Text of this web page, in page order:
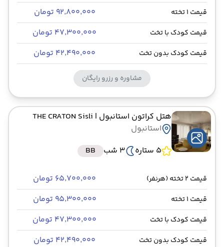
قیمت 1 تخته ۹۲٬۸۰۰٬۰۰۰ تومان
قیمت کودک با تخت ۴۷٬۳۰۰٬۰۰۰ تومان
قیمت کودک بدون تخت ۴۲٬۴۹۰٬۰۰۰ تومان
مشاوره و رزرو رایگان
هتل کراتون استانبول | THE CRATON Sisli
استانبول
5 ستاره
3 شب BB
قیمت 2 تخته (هرنفر) ۶۵٬۷۰۰٬۰۰۰ تومان
قیمت 1 تخته ۹۵٬۳۰۰٬۰۰۰ تومان
قیمت کودک با تخت ۴۷٬۳۰۰٬۰۰۰ تومان
قیمت کودک بدون تخت ۴۲٬۴۹۰٬۰۰۰ تومان